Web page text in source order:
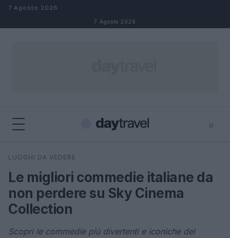
Salta al contenuto
7 Agosto 2026
7 Agosto 2026
⌕
Cerca
LUOGHI DA VEDERE
Le migliori commedie italiane da
non perdere su Sky Cinema
Collection
Scopri le commedie più divertenti e iconiche del